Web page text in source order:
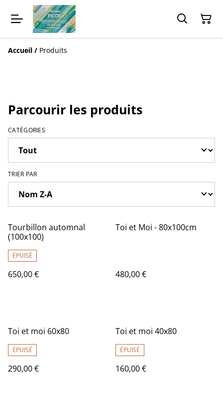
Accueil / Produits
Parcourir les produits
CATÉGORIES
TRIER PAR
Tourbillon automnal
(100x100)
ÉPUISÉ
650,00 €
Toi et Moi - 80x100cm
480,00 €
Toi et moi 60x80
ÉPUISÉ
290,00 €
Toi et moi 40x80
ÉPUISÉ
160,00 €